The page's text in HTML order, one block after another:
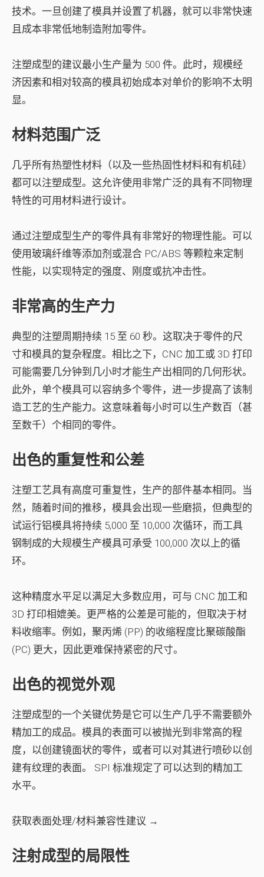
技术。一旦创建了模具并设置了机器，就可以非常快速
且成本非常低地制造附加零件。
注塑成型的建议最小生产量为 500 件。此时，规模经
济因素和相对较高的模具初始成本对单价的影响不太明
显。
材料范围广泛
几乎所有热塑性材料（以及一些热固性材料和有机硅）
都可以注塑成型。这允许使用非常广泛的具有不同物理
特性的可用材料进行设计。
通过注塑成型生产的零件具有非常好的物理性能。可以
使用玻璃纤维等添加剂或混合 PC/ABS 等颗粒来定制
性能，以实现特定的强度、刚度或抗冲击性。
非常高的生产力
典型的注塑周期持续 15 至 60 秒。这取决于零件的尺
寸和模具的复杂程度。相比之下，CNC 加工或 3D 打印
可能需要几分钟到几小时才能生产出相同的几何形状。
此外，单个模具可以容纳多个零件，进一步提高了该制
造工艺的生产能力。这意味着每小时可以生产数百（甚
至数千）个相同的零件。
出色的重复性和公差
注塑工艺具有高度可重复性，生产的部件基本相同。当
然，随着时间的推移，模​​具会出现一些磨损，但典型的
试运行铝模具将持续 5,000 至 10,000 次循环，而工具
钢制成的大规模生产模具可承受 100,000 次以上的循
环。
这种精度水平足以满足大多数应用，可与 CNC 加工和
3D 打印相媲美。更严格的公差是可能的，但取决于材
料收缩率。例如，聚丙烯 (PP) 的收缩程度比聚碳酸酯
(PC) 更大，因此更难保持紧密的尺寸。
出色的视觉外观
注塑成型的一个关键优势是它可以生产几乎不需要额外
精加工的成品。模具的表面可以被抛光到非常高的程
度，以创建镜面状的零件，或者可以对其进行喷砂以创
建有纹理的表面。 SPI 标准规定了可以达到的精加工
水平。
获取表面处理/材料兼容性建议 →
注射成型的局限性